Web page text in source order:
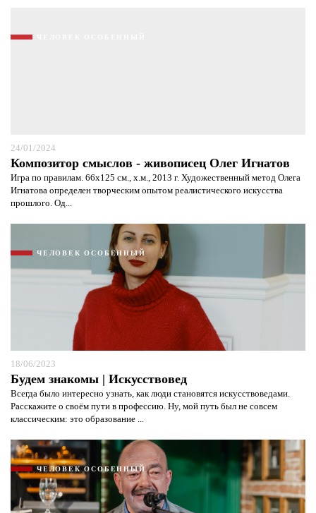
24/01/2024
Композитор смыслов - живописец Олег Игнатов
Игра по правилам. 66х125 см., х.м., 2013 г. Художественный метод Олега
Игнатова определен творческим опытом реалистического искусства
прошлого. Од...
ЧЕЛОВЕК ОСОБЕННЫЙ
18/06/2023
Будем знакомы | Искусствовед
Всегда было интересно узнать, как люди становятся искусствоведами.
Расскажите о своём пути в профессию. Ну, мой путь был не совсем
классическим: это образование ...
ЧЕЛОВЕК ОСОБЕННЫЙ